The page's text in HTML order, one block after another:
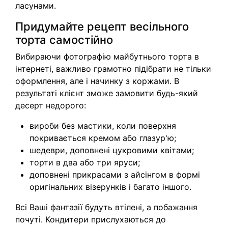
ласунами.
Придумайте рецепт весільного
торта самостійно
Вибираючи фотографію майбутнього торта в
інтернеті, важливо грамотно підібрати не тільки
оформлення, але і начинку з коржами. В
результаті клієнт зможе замовити будь-який
десерт недорого:
вироби без мастики, коли поверхня
покривається кремом або глазур'ю;
шедеври, доповнені цукровими квітами;
торти в два або три яруси;
доповнені прикрасами з айсінгом в формі
оригінальних візерунків і багато іншого.
Всі Ваші фантазії будуть втілені, а побажання
почуті. Кондитери прислухаються до